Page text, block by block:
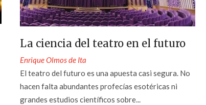
La ciencia del teatro en el futuro
Enrique Olmos de Ita
El teatro del futuro es una apuesta casi segura. No
hacen falta abundantes profecías esotéricas ni
grandes estudios científicos sobre...